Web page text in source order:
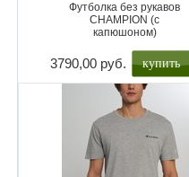
Футболка без рукавов
CHAMPION (с
капюшоном)
3790,00 руб. купить